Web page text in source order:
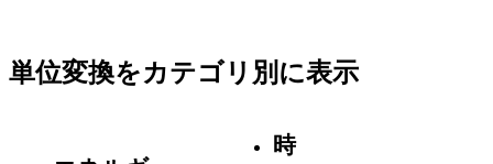
単位変換をカテゴリ別に表示
時